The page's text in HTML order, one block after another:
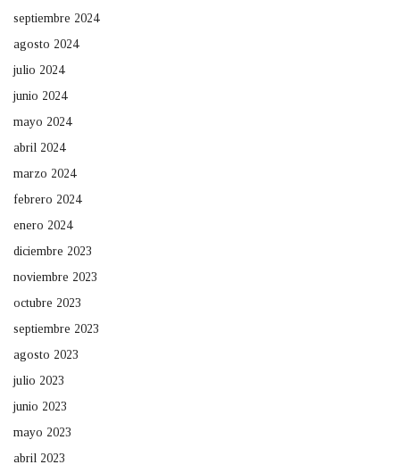
septiembre 2024
agosto 2024
julio 2024
junio 2024
mayo 2024
abril 2024
marzo 2024
febrero 2024
enero 2024
diciembre 2023
noviembre 2023
octubre 2023
septiembre 2023
agosto 2023
julio 2023
junio 2023
mayo 2023
abril 2023